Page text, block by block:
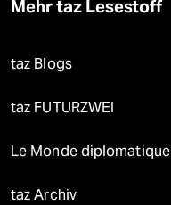
Mehr taz Lesestoff
taz Blogs
taz FUTURZWEI
Le Monde diplomatique
taz Archiv